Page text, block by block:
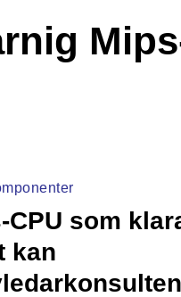
som
kan